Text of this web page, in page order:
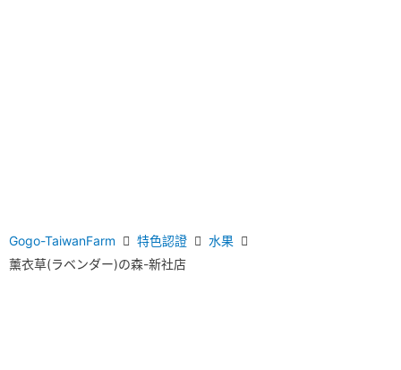
Gogo-TaiwanFarm 特色認證
水果
薰衣草(ラベンダー)の森-新社店